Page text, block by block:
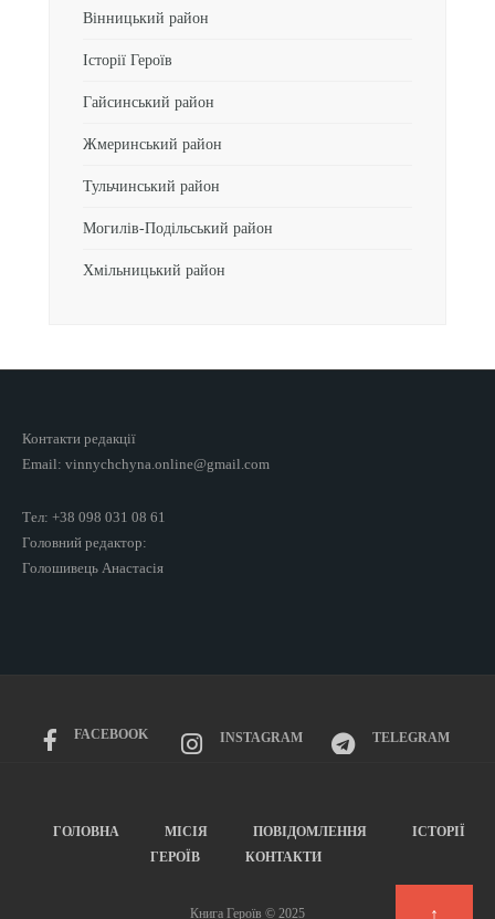
Вінницький район
Історії Героїв
Гайсинський район
Жмеринський район
Тульчинський район
Могилів-Подільський район
Хмільницький район
Контакти редакції
Email: vinnychchyna.online@gmail.com
Тел: +38 098 031 08 61
Головний редактор:
Голошивець Анастасія
FACEBOOK INSTAGRAM TELEGRAM
ГОЛОВНА МІСІЯ ПОВІДОМЛЕННЯ
ІСТОРІЇ
ГЕРОЇВ
КОНТАКТИ
Книга Героїв © 2025 ↑